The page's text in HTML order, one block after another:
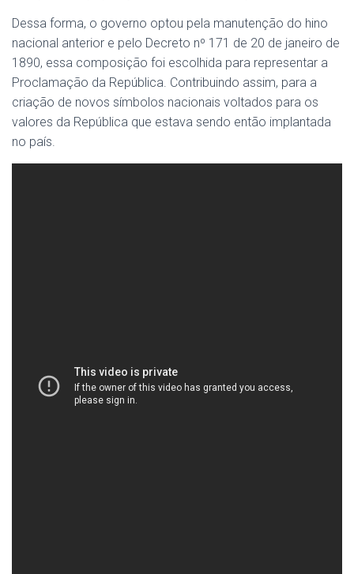
Dessa forma, o governo optou pela manutenção do hino
nacional anterior e pelo Decreto nº 171 de 20 de janeiro de
1890, essa composição foi escolhida para representar a
Proclamação da República. Contribuindo assim, para a
criação de novos símbolos nacionais voltados para os
valores da República que estava sendo então implantada
no país.